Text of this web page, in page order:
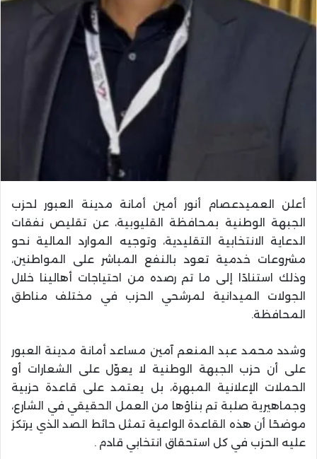
أعلن العميدعصام أنور أمين أمانة مدينة العبور لحزب
الجبهة الوطنية بمحافظة القليوبية، عن تقليص نفقات
الدعاية الانتخابية التقليدية، وتوجيه الموارد المالية نحو
مشروعات خدمية تعود بالنفع المباشر على المواطنين،
وذلك استنادًا إلى ما تم رصده من احتياجات أهالينا خلال
الجولات الميدانية لمرشحي الحزب في مختلف مناطق
المحافظة.
وشدد محمد عبد المنعم آمين مساعد أمانة مدينة العبور
على أن حزب الجبهة الوطنية لا يعوّل على الشعارات أو
الحملات الإعلانية المبهرة، بل يعتمد على قاعدة حزبية
وجماهيرية صلبة تم بناؤها من العمل الحقيقي في الشارع،
موضحًا أن هذه القاعدة الواعية تمثل حائط الصد الذي يرتكز
عليه الحزب في كل استحقاق انتخابي قادم .